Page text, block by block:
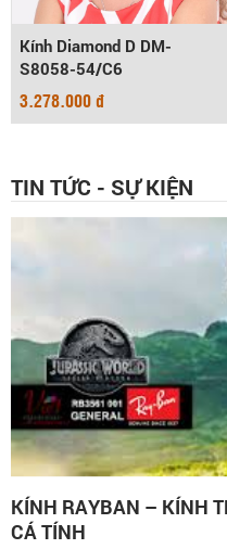
Kính Diamond D DM-
S8058-54/C6
3.278.000 đ
TIN TỨC - SỰ KIỆN
KÍNH RAYBAN – KÍNH
CÁ TÍNH